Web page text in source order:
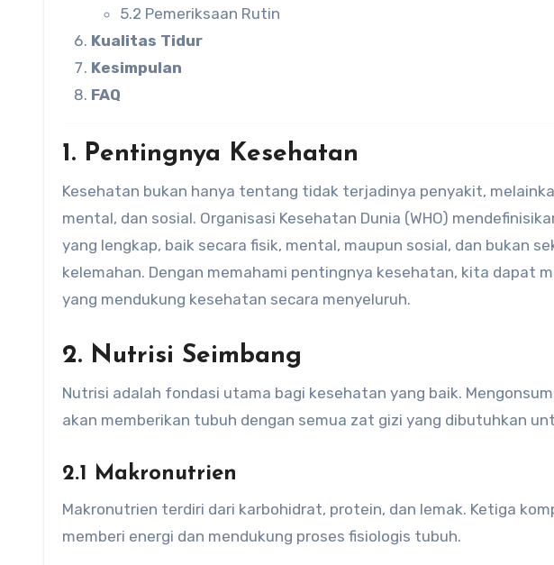
5.2 Pemeriksaan Rutin
Kualitas Tidur
Kesimpulan
FAQ
1. Pentingnya Kesehatan
Kesehatan bukan hanya tentang tidak terjadinya penyakit,
mental, dan sosial. Organisasi Kesehatan Dunia (WHO)
yang lengkap, baik secara fisik, mental, maupun sosial, dan bukan
kelemahan. Dengan memahami pentingnya kesehatan, kita dapat
yang mendukung kesehatan secara menyeluruh.
2. Nutrisi Seimbang
Nutrisi adalah fondasi utama bagi kesehatan yang baik.
akan memberikan tubuh dengan semua zat gizi yang dibutuhkan
2.1 Makronutrien
Makronutrien terdiri dari karbohidrat, protein, dan lemak. Ketiga
memberi energi dan mendukung proses fisiologis tubuh.